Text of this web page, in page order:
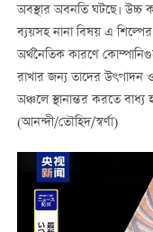
অবস্থার অবনতি ঘটছে। উচ্চ
ব্যয়সহ নানা বিষয় এ
অর্থনৈতিক কারণে
রাখার জন্য তাদের উৎপাদন
অঞ্চলে স্থানান্তর করতে বাধ্য
(আনন্দী/তৌহিদ/স্বর্ণা)